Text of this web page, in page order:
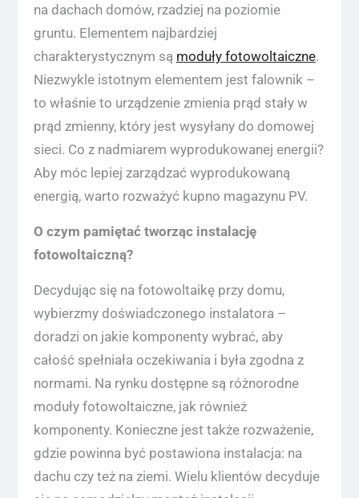
na dachach domów, rzadziej na poziomie
gruntu. Elementem najbardziej
charakterystycznym są moduły fotowoltaiczne.
Niezwykle istotnym elementem jest falownik –
to właśnie to urządzenie zmienia prąd stały w
prąd zmienny, który jest wysyłany do domowej
sieci. Co z nadmiarem wyprodukowanej energii?
Aby móc lepiej zarządzać wyprodukowaną
energią, warto rozważyć kupno magazynu PV.
O czym pamiętać tworząc instalację
fotowoltaiczną?
Decydując się na fotowoltaikę przy domu,
wybierzmy doświadczonego instalatora –
doradzi on jakie komponenty wybrać, aby
całość spełniała oczekiwania i była zgodna z
normami. Na rynku dostępne są różnorodne
moduły fotowoltaiczne, jak również
komponenty. Konieczne jest także rozważenie,
gdzie powinna być postawiona instalacja: na
dachu czy też na ziemi. Wielu klientów decyduje